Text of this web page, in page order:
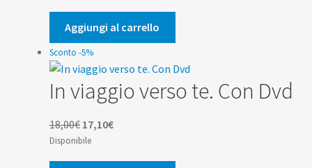
originale
era:
10,00€.
attuale
è:
9,50€.
Aggiungi al carrello
Sconto -5%
In viaggio verso te. Con Dvd
18,00€ Il
prezzo
originale
17,10€Il
attuale
Disponibile